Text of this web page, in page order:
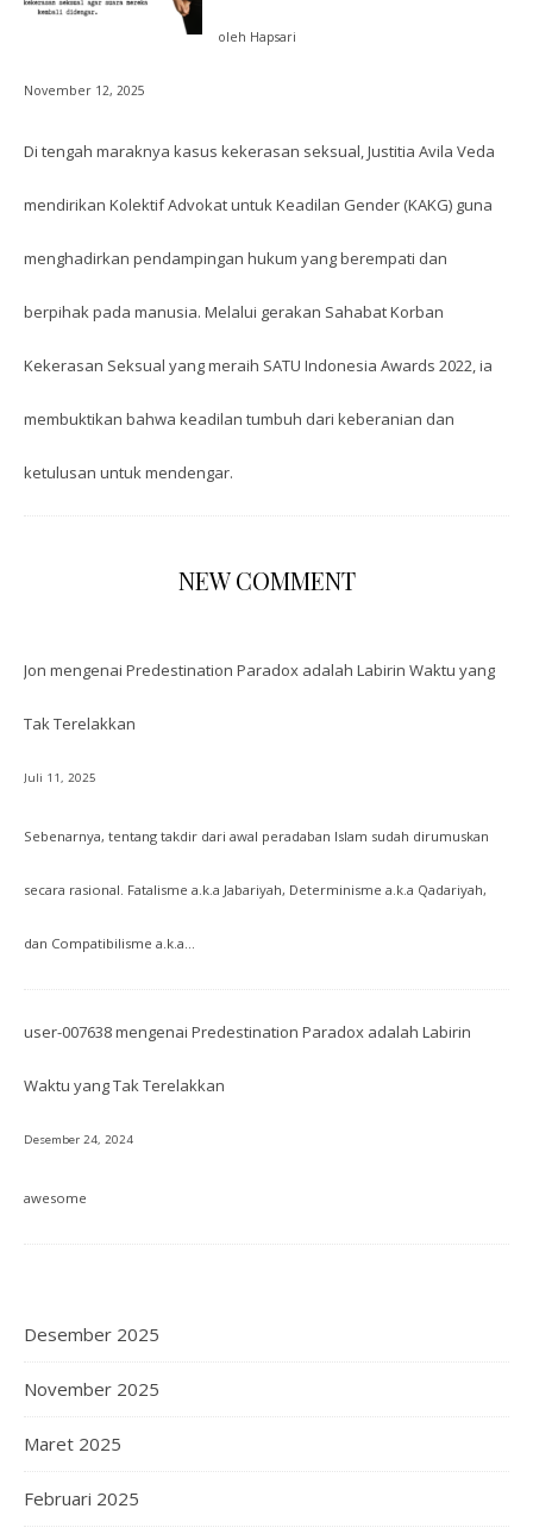
oleh Hapsari
November 12, 2025
Di tengah maraknya kasus kekerasan seksual, Justitia Avila Veda
mendirikan Kolektif Advokat untuk Keadilan Gender (KAKG) guna
menghadirkan pendampingan hukum yang berempati dan
berpihak pada manusia. Melalui gerakan Sahabat Korban
Kekerasan Seksual yang meraih SATU Indonesia Awards 2022, ia
membuktikan bahwa keadilan tumbuh dari keberanian dan
ketulusan untuk mendengar.
NEW COMMENT
Jon mengenai Predestination Paradox adalah Labirin Waktu yang
Tak Terelakkan
Juli 11, 2025
Sebenarnya, tentang takdir dari awal peradaban Islam sudah dirumuskan
secara rasional. Fatalisme a.k.a Jabariyah, Determinisme a.k.a Qadariyah,
dan Compatibilisme a.k.a…
user-007638mengenai Predestination Paradox adalah Labirin
Waktu yang Tak Terelakkan
Desember 24, 2024
awesome
Desember 2025
November 2025
Maret 2025
Februari 2025